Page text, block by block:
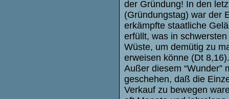
der Gründung! In den
(Gründungstag) war der
erkämpfte staatliche
erfüllt, was in
Wüste, um demütig zu
erweisen könne (Dt
Außer diesem
geschehen, daß die
Verkauf zu bewegen